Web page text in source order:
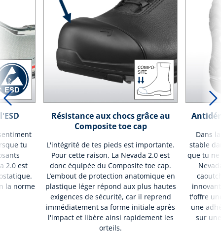
tu
2.0 est
la norme
Résistance aux chocs grâce au
Composite toe cap
L'intégrité de tes pieds est importante.
Pour cette raison, La Nevada 2.0 est
donc équipée du Composite toe cap.
L’embout de protection anatomique en
plastique léger répond aux plus hautes
exigences de sécurité, car il reprend
immédiatement sa forme initiale après
l'impact et libère ainsi rapidement les
orteils.
Dans
stable
que tu ne
t'offre
une
sur